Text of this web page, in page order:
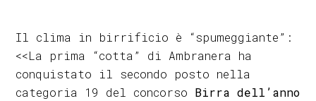
Il clima in birrificio è “spumeggiante”:
<<La prima “cotta” di Ambranera ha
conquistato il secondo posto nella
categoria 19 del concorso Birra dell’anno